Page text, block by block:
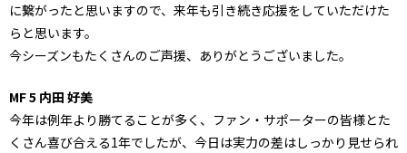
に繋がったと思いますので、来年も引き続き応援をしていただけた
らと思います。
今シーズンもたくさんのご声援、ありがとうございました。
MF 5 内田 好美
今年は例年より勝てることが多く、ファン・サポーターの皆様とた
くさん喜び合える1年でしたが、今日は実力の差はしっかり見せられ